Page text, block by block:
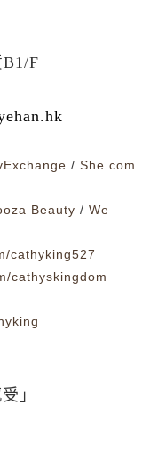
B1/F
/ She.com
Beauty / We
cathyking527
cathyskingdom
」